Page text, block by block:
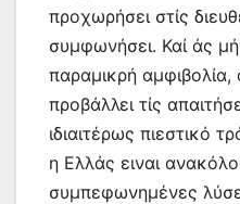
προχωρήσει στίς
συμφωνήσει. Καί άς
παραμικρή
προβάλλει τίς
ιδιαιτέρως πιεστικό
η Ελλάς ειναι
συμπεφωνημένες